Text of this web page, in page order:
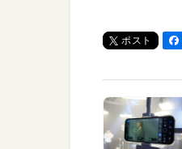
ポスト